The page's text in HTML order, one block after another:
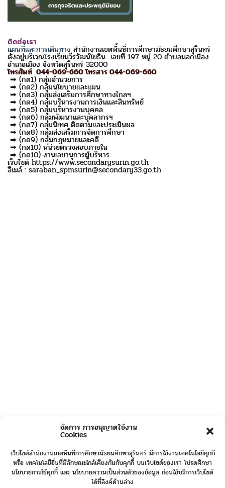
จัดการ การอนุญาตใช้งาน
Cookies
เว็บไซต์สำนักงานเขตพื้นที่การศึกษามัธยมศึกษาสุรินทร์ มีการใช้งานเทคโนโลยีคุกกี้
หรือ เทคโนโลยีอื่นที่มีลักษณะใกล้เคียงกันกับคุกกี้ บนเว็บไซต์ของเรา โปรดศึกษา
นโยบายการใช้คุกกี้ และ นโยบายความเป็นส่วนตัวของข้อมูล ก่อนใช้บริการเว็บไซต์
ได้ที่ลิงค์ด้านล่าง
ติดต่อเรา
แผนที่และการเดินทาง สำนักงานเขตพื้นที่การศึกษามัธยมศึกษาสุรินทร์
ตั้งอยู่บริเวณโรงเรียนวีรวัฒน์โยธิน เลขที่ 197 หมู่ 20 ตำบลนอกเมือง
อำเภอเมือง จังหวัดสุรินทร์ 32000
โทรศัพท์ 044-069-660 โทรสาร 044-069-660
➡ (กด1) กลุ่มอำนวยการ
➡ (กด2) กลุ่มนโยบายและแผน
➡ (กด3) กลุ่มส่งเสริมการศึกษาทางไกลฯ
➡ (กด4) กลุ่มบริหารงานการเงินและสินทรัพย์
➡ (กด5) กลุ่มบริหารงานบุคคล
➡ (กด6) กลุ่มพัฒนาและบุคลากรฯ
➡ (กด7) กลุ่มนิเทศ ติดตามและประเมินผล
➡ (กด8) กลุ่มส่งเสริมการจัดการศึกษา
➡ (กด9) กลุ่มกฎหมายและคดี
➡ (กด10) หน่วยตรวจสอบภายใน
➡ (กด10) งานเลขานุการผู้บริหาร
เว็บไซด์ https://www.secondarysurin.go.th
อีเมล์ : saraban_spmsurin@secondary33.go.th